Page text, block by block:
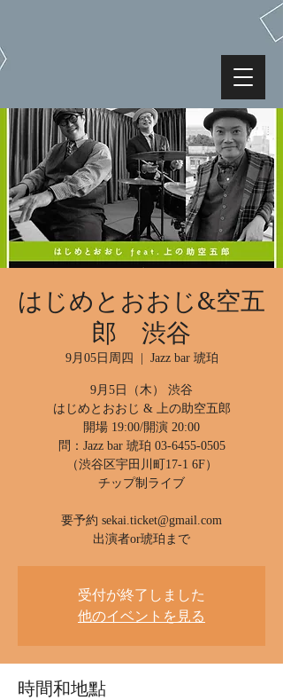
はじめとおおじ&空五
郎 渋谷
9月05日周四 Jazz bar 琥珀
9月5日（木） 渋谷
はじめとおおじ & 上の助空五郎
開場 19:00/開演 20:00
問：Jazz bar 琥珀 03-6455-0505
（渋谷区宇田川町17-1 6F）
チップ制ライブ
要予約 sekai.ticket@gmail.com
出演者or琥珀まで
受付が終了しました
他のイベントを見る
時間和地點